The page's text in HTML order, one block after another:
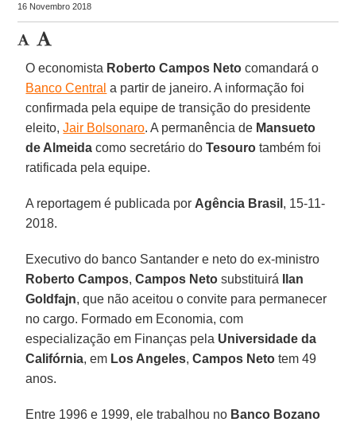
16 Novembro 2018
O economista Roberto Campos Neto comandará o
Banco Central a partir de janeiro. A informação foi
confirmada pela equipe de transição do presidente
eleito,Jair Bolsonaro. A permanência de Mansueto
de Almeida como secretário doTesouro também foi
ratificada pela equipe.
A reportagem é publicada por Agência Brasil , 15-11-
2018.
Executivo do banco Santander e neto do ex-ministro
Roberto Campos,Campos Neto substituirá
Ilan
Goldfajn, que não aceitou o convite para permanecer
no cargo. Formado em Economia, com
especialização em Finanças pela Universidade da
Califórnia, em Los Angeles, Campos Neto tem 49
anos.
Entre 1996 e 1999, ele trabalhou no Banco Bozano